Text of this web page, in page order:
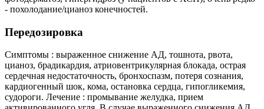
- похолодание/цианоз конечностей.
Передозировка
Симптомы : выраженное снижение АД, тошнота, рвота,
цианоз, брадикардия, атриовентрикулярная блокада, острая
сердечная недостаточность, бронхоспазм, потеря сознания,
кардиогенный шок, кома, остановка сердца, гипогликемия,
судороги. Лечение : промывание желудка, прием